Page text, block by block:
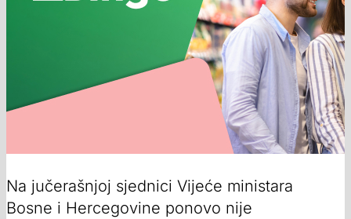
Na jučerašnjoj sjednici Vijeće ministara
Bosne i Hercegovine ponovo nije